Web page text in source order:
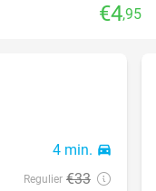
€4,95
4 min. directions_car
Regulier €33